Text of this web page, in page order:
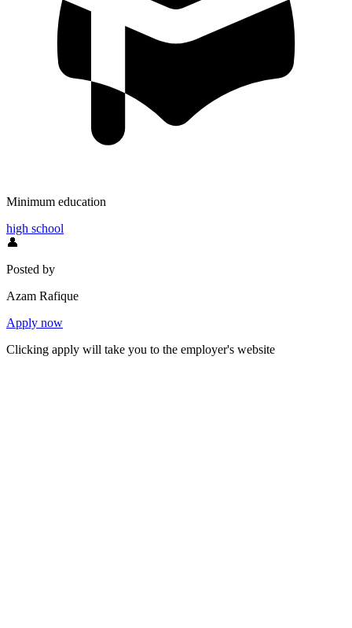
Minimum education
high school
👤
Posted by
Azam Rafique
Apply now
Clicking apply will take you to the employer's website